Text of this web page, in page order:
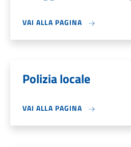
VAI ALLA PAGINA
Polizia locale
VAI ALLA PAGINA